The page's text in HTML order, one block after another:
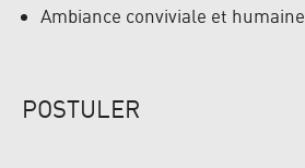
Ambiance conviviale et humaine
POSTULER